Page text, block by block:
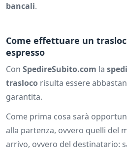
bancali.
Come effettuare un
espresso
Con SpedireSubito.com la
trasloco risulta essere
garantita.
Come prima cosa sarà
alla partenza, ovvero quelli del
arrivo, ovvero del destinatario: